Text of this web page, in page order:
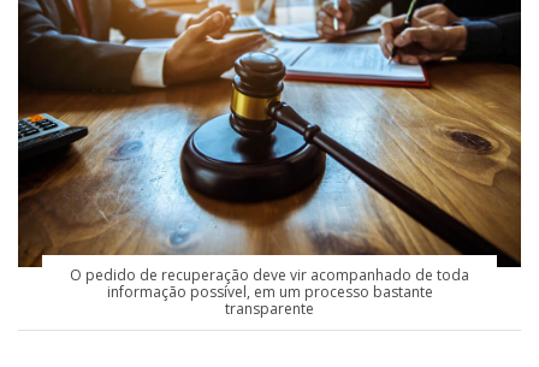
O pedido de recuperação deve vir acompanhado de toda
informação possível, em um processo bastante
transparente